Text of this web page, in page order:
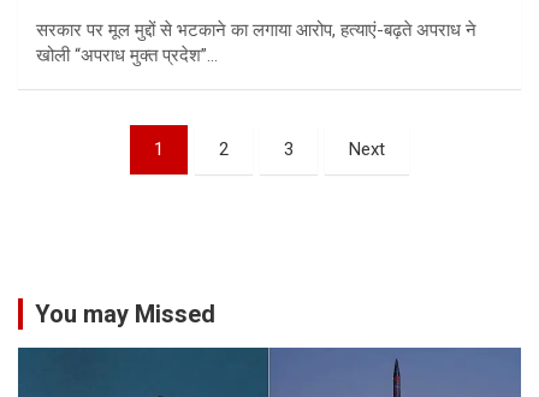
सरकार पर मूल मुद्दों से भटकाने का लगाया आरोप, हत्याएं-बढ़ते अपराध ने
खोली “अपराध मुक्त प्रदेश”…
pagination
1 2 3 Next
You may Missed